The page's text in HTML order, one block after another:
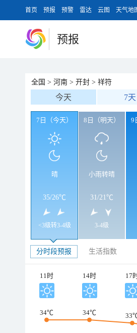
首页 预报 预警 雷达 云图 天气地
预报
全国 > 河南 > 开封 > 祥符
今天 7天
7日（今天）
晴
35/26℃
<3级转3-4级
8日（明天）
小雨转晴
31/21℃
3-4级
9
分时段预报 生活指数
11时 14时 17
34℃ 34℃